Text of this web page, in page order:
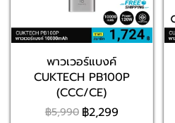
พาวเวอร์แบงค์
CUKTECH PB100P
(CCC/CE)
฿5,990 ฿2,299